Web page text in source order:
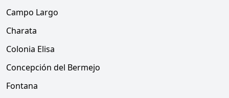
Campo Largo
Charata
Colonia Elisa
Concepción del Bermejo
Fontana